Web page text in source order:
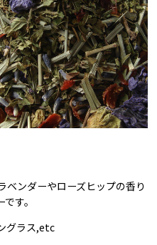
ベンダーやローズヒップの香り
す。
グラス,etc